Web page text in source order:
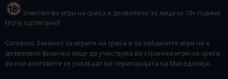
Учество во игри на среќа е дозволено за лица со 18+ години.
Играј одговорно!
Согласно Законот за игрите на среќа и за забавните игри не е
дозволено физичко лице да учествува во странски игри на среќа,
во кои влоговите се уплаќаат на територијата на Македонија.